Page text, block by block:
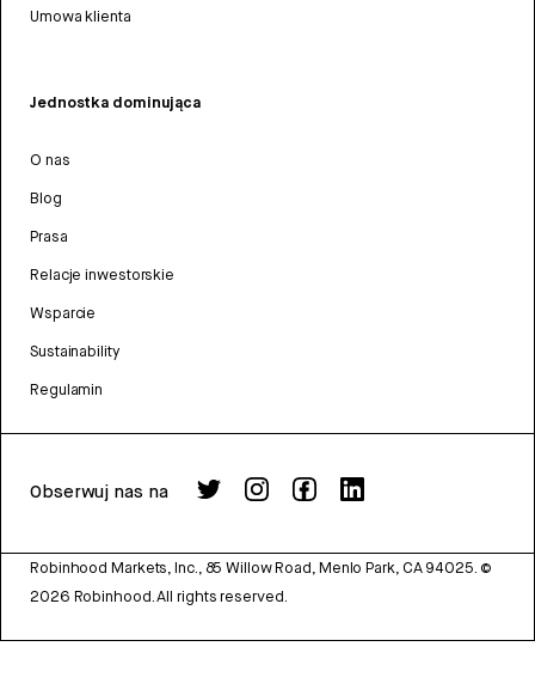
Umowa klienta
Jednostka dominująca
O nas
Blog
Prasa
Relacje inwestorskie
Wsparcie
Sustainability
Regulamin
Obserwuj nas na
Robinhood Markets, Inc., 85 Willow Road, Menlo Park, CA 94025. ©
2026 Robinhood. All rights reserved.